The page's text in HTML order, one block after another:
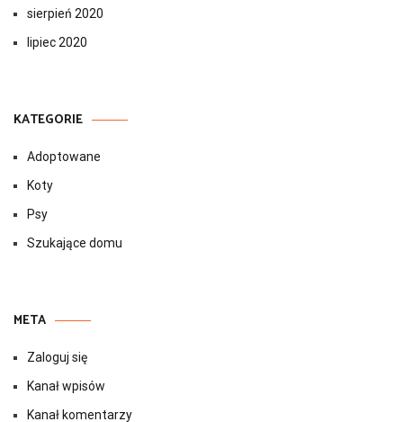
sierpień 2020
lipiec 2020
KATEGORIE
Adoptowane
Koty
Psy
Szukające domu
META
Zaloguj się
Kanał wpisów
Kanał komentarzy